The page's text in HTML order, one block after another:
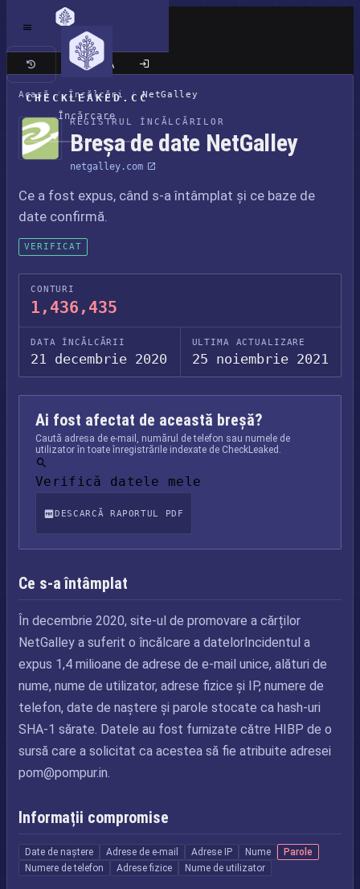
CHECKLEAKED.CC
Încărcare
Site clasic
Acasă / Încălcări / NetGalley
REGISTRUL ÎNCĂLCĂRILOR
Breșa de date NetGalley
netgalley.com
Ce a fost expus, când s-a întâmplat și ce baze de
date confirmă.
VERIFICAT
CONTURI
1,436,435
DATA ÎNCĂLCĂRII
21 decembrie 2020
ULTIMA ACTUALIZARE
25 noiembrie 2021
Ai fost afectat de această breșă?
Caută adresa de e-mail, numărul de telefon sau numele de
utilizator în toate înregistrările indexate de CheckLeaked.
Verifică datele mele
DESCARCĂ RAPORTUL PDF
Ce s-a întâmplat
În decembrie 2020, site-ul de promovare a cărților
NetGalley a suferit o încălcare a datelorIncidentul a
expus 1,4 milioane de adrese de e-mail unice, alături de
nume, nume de utilizator, adrese fizice și IP, numere de
telefon, date de naștere și parole stocate ca hash-uri
SHA-1 sărate. Datele au fost furnizate către HIBP de o
sursă care a solicitat ca acestea să fie atribuite adresei
pom@pompur.in.
Informații compromise
Date de naștere Adrese de e-mail Adrese IP Nume
Parole
Numere de telefon
Adrese fizice Nume de utilizator